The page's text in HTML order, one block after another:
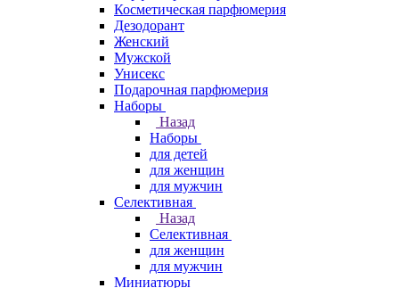
Косметическая парфюмерия
Дезодорант
Женский
Мужской
Унисекс
Подарочная парфюмерия
Наборы
Назад
Наборы
для детей
для женщин
для мужчин
Селективная
Назад
Селективная
для женщин
для мужчин
Миниатюры